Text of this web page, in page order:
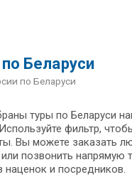
Беларуси
по Беларуси
туры по Беларуси
фильтр,
Вы можете заказать
позвонить напрямую
наценок и посредников.